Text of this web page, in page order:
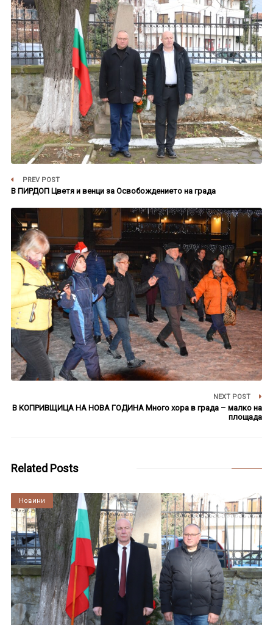
PREV POST
В ПИРДОП Цветя и венци за Освобождението на града
NEXT POST
В КОПРИВЩИЦА НА НОВА ГОДИНА Много хора в града – малко на
площада
Related Posts
Култура
Новини